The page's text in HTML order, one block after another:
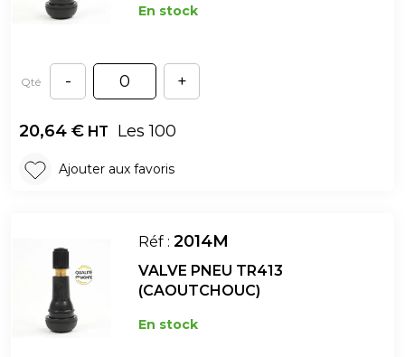
En stock
Qté - +
20,64 € HT Les 100
Ajouter aux favoris
Réf : 2014M
VALVE PNEU TR413
(CAOUTCHOUC)
En stock